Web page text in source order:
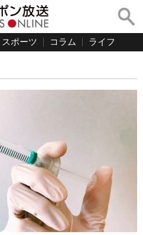
スポーツ コラム ライフ